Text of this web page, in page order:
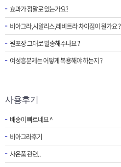
효과가 정말로 있는가요?
비아그라,시알리스,레비트라 차이점이 뭔가요 ?
원포장 그대로 발송해주나요 ?
여성흥분제는 어떻게 복용해야 하는지 ?
사용후기
배송이 빠르네요 ^
비아그라후기
사은품 관련..